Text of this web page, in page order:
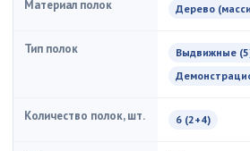
Материал полок Дерево
Тип полок
Выдвижные
Количество полок, шт. 6 (2+4)